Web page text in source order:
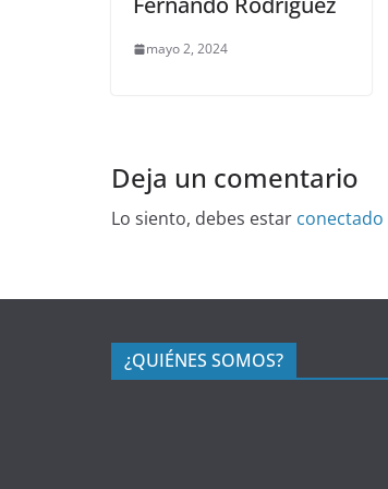
mayo 2, 2024
Deja un comentario
Lo siento, debes estar conectado
¿QUIÉNES SOMOS?